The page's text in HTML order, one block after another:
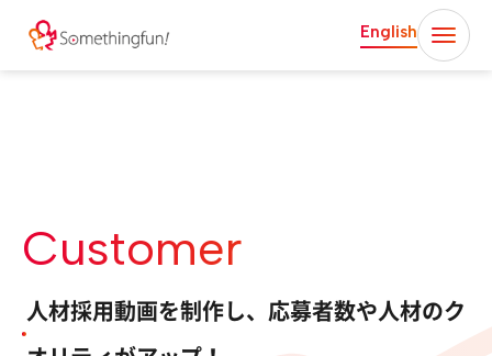
English
Customer
人材採用動画を制作し、応募者数や人材のク